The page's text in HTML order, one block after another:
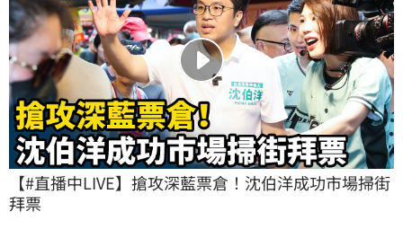
【#直播中LIVE】搶攻深藍票倉！沈伯洋成功市場掃街
拜票